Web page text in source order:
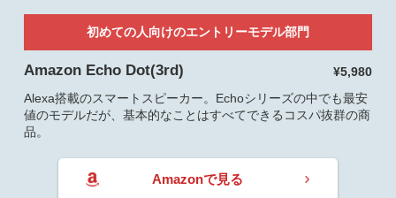
初めての人向けのエントリーモデル部門
Amazon Echo Dot(3rd)
¥5,980
Alexa搭載のスマートスピーカー。Echoシリーズの中でも最安
値のモデルだが、基本的なことはすべてできるコスパ抜群の商
品。
Amazonで見る